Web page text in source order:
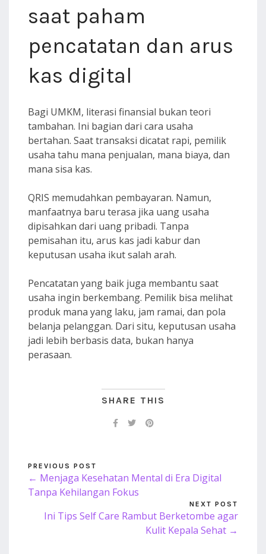
saat paham
pencatatan dan arus
kas digital
Bagi UMKM, literasi finansial bukan teori
tambahan. Ini bagian dari cara usaha
bertahan. Saat transaksi dicatat rapi, pemilik
usaha tahu mana penjualan, mana biaya, dan
mana sisa kas.
QRIS memudahkan pembayaran. Namun,
manfaatnya baru terasa jika uang usaha
dipisahkan dari uang pribadi. Tanpa
pemisahan itu, arus kas jadi kabur dan
keputusan usaha ikut salah arah.
Pencatatan yang baik juga membantu saat
usaha ingin berkembang. Pemilik bisa melihat
produk mana yang laku, jam ramai, dan pola
belanja pelanggan. Dari situ, keputusan usaha
jadi lebih berbasis data, bukan hanya
perasaan.
SHARE THIS
PREVIOUS POST
← Menjaga Kesehatan Mental di Era Digital
Tanpa Kehilangan Fokus
NEXT POST
Ini Tips Self Care Rambut Berketombe agar
Kulit Kepala Sehat →